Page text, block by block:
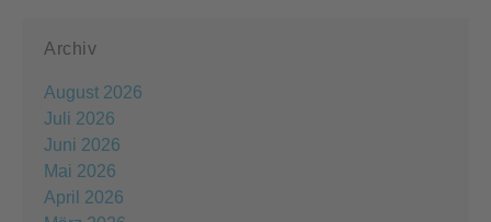
Archiv
August 2026
Juli 2026
Juni 2026
Mai 2026
April 2026